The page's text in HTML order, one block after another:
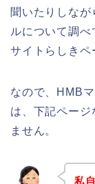
聞いたりしな
ルについて調
サイトらしきペ
なので、HMB
は、下記ペー
ません。
私